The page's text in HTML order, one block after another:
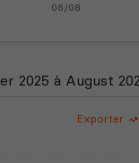
06/08
Exporter